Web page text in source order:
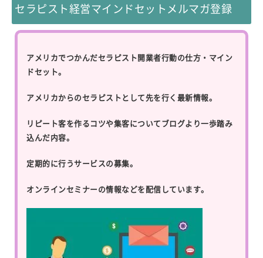
セラピスト経営マインドセットメルマガ登録
アメリカでつかんだセラピスト開業者行動の仕方・マイン
ドセット。
アメリカからのセラピストとして先を行く最新情報。
リピート客を作るコツや集客についてブログより一歩踏み
込んだ内容。
定期的に行うサービスの募集。
オンラインセミナーの情報などを配信しています。